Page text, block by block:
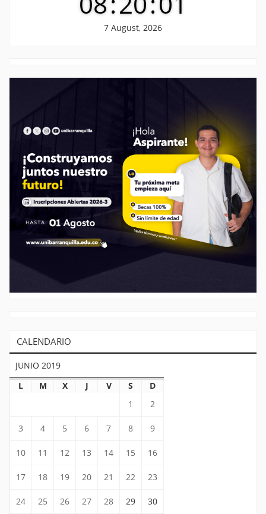
7 August, 2026
CALENDARIO
JUNIO 2019
L
M X J V S
D
1
2
3 4 5 6 7 8 9
10 11 12 13 14 15 16
17 18 19 20 21 22 23
24 25 26 27 28 29
30